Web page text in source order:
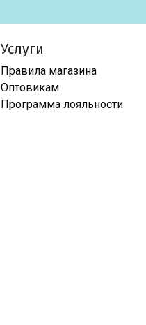
Услуги
Правила магазина
Оптовикам
Программа лояльности